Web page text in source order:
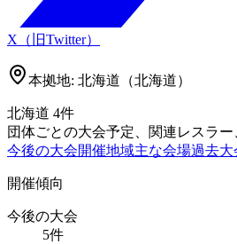
X（旧Twitter）
本拠地: 北海道（北海道）
北海道 4件
団体ごとの大会予定、関連レスラ
今後の大会開催地域主な会場過去大
開催傾向
今後の大会
5件